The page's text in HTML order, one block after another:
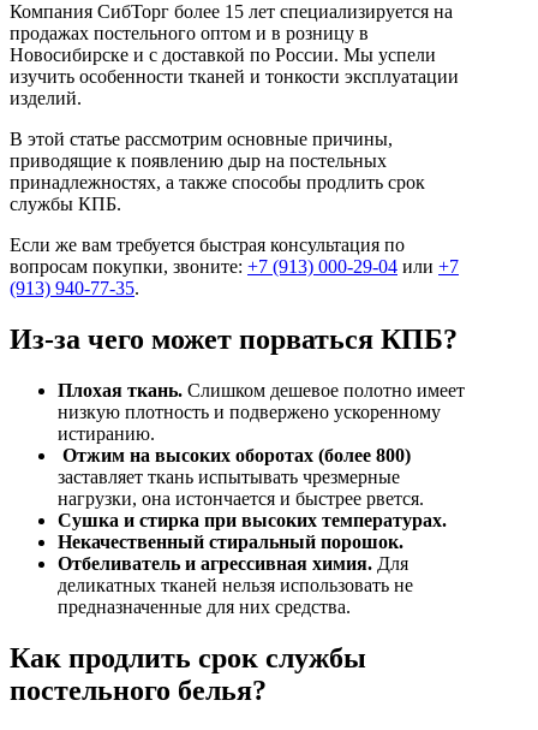
Компания СибТорг более 15 лет специализируется на
продажах постельного оптом и в розницу в
Новосибирске и с доставкой по России. Мы успели
изучить особенности тканей и тонкости эксплуатации
изделий.
В этой статье рассмотрим основные причины,
приводящие к появлению дыр на постельных
принадлежностях, а также способы продлить срок
службы КПБ.
Если же вам требуется быстрая консультация по
вопросам покупки, звоните: +7 (913) 000-29-04 или +7
(913) 940-77-35.
Из-за чего может порваться КПБ?
Плохая ткань. Слишком дешевое полотно имеет
низкую плотность и подвержено ускоренному
истиранию.
Отжим на высоких оборотах (более 800)
заставляет ткань испытывать чрезмерные
нагрузки, она истончается и быстрее рвется.
Сушка и стирка при высоких температурах.
Некачественный стиральный порошок.
Отбеливатель и агрессивная химия. Для
деликатных тканей нельзя использовать не
предназначенные для них средства.
Как продлить срок службы
постельного белья?